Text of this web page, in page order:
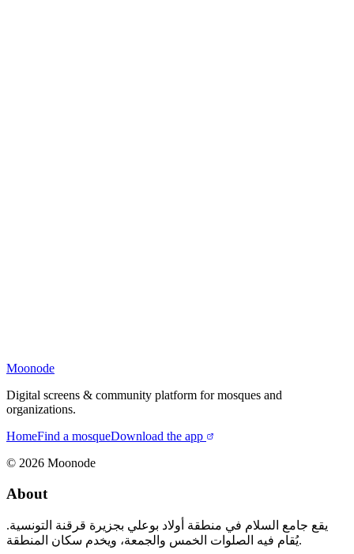
Moonode
Digital screens & community platform for mosques and
organizations.
HomeFind a mosqueDownload the app
© 2026 Moonode
About
يقع جامع السلام في منطقة أولاد بوعلي بجزيرة قرقنة التونسية.
يُقام فيه الصلوات الخمس والجمعة، ويخدم سكان المنطقة.